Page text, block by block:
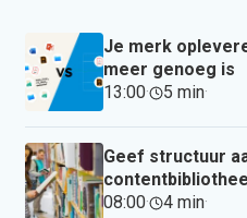
Je merk
meer genoeg is
13:00· 5 min·
Geef structuur
08:00· 4 min·